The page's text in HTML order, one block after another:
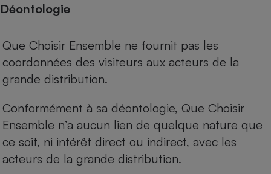
Déontologie
Que Choisir Ensemble ne fournit pas les
coordonnées des visiteurs aux acteurs de la
grande distribution.
Conformément à sa déontologie, Que Choisir
Ensemble n’a aucun lien de quelque nature que
ce soit, ni intérêt direct ou indirect, avec les
acteurs de la grande distribution.